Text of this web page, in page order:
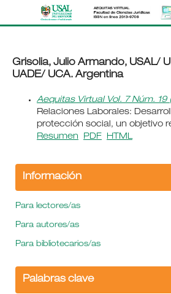
Grisolia, Julio Armando, USAL/
UADE/ UCA. Argentina
Aequitas Virtual Vol. 7 Núm. 19
Relaciones Laborales:
protección social, un objetivo
Resumen
PDF HTML
Información
Para lectores/as
Para autores/as
Para bibliotecarios/as
Palabras clave